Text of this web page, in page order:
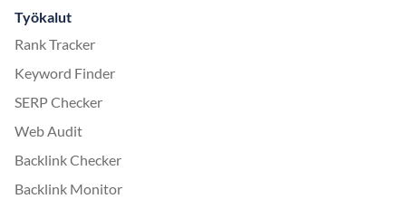
Työkalut
Rank Tracker
Keyword Finder
SERP Checker
Web Audit
Backlink Checker
Backlink Monitor